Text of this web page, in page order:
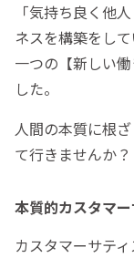
「気持ち良く他
ネスを構築をし
一つの【新しい
した。
人間の本質に根
て行きませんか？
本質的カスタマ
カスタマーサテ